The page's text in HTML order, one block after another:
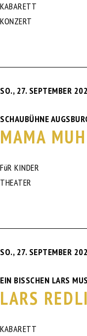
KABARETT
KONZERT
SO., 27. SEPTEMBER
SCHAUBÜHNE
MAMA
FüR KINDER
THEATER
SO., 27. SEPTEMBER
EIN BISSCHEN LARS
LARS
KABARETT